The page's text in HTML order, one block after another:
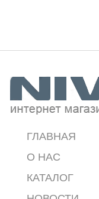
ГЛАВНАЯ
О НАС
КАТАЛОГ